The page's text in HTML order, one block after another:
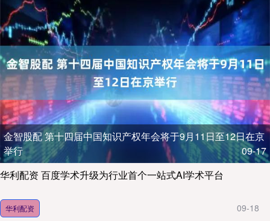
金智股配 第十四届中国知识产权年会将于9月11日至12日在京
举行
09-17
华利配资 百度学术升级为行业首个一站式AI学术平台
华利配资 09-18